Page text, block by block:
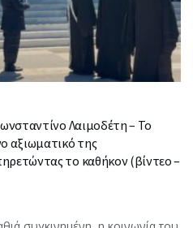
Λαιμοδέτη – Το
αξιωματικό της
το καθήκον (βίντεο –